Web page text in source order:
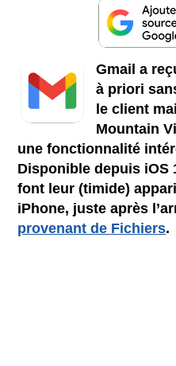
Gmail a
à priori
le client
Mountain
une fonctionnalité
Disponible depuis iOS
font leur (timide)
iPhone, juste après
provenant de Fichiers.